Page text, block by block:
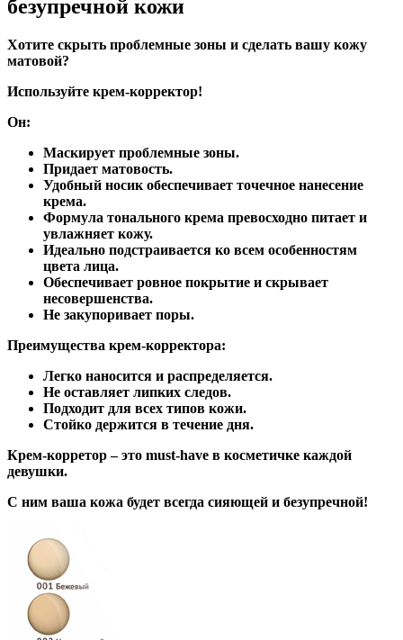
безупречной кожи
Хотите скрыть проблемные зоны и сделать вашу кожу
матовой?
Используйте крем-корректор!
Он:
Маскирует проблемные зоны.
Придает матовость.
Удобный носик обеспечивает точечное нанесение
крема.
Формула тонального крема превосходно питает и
увлажняет кожу.
Идеально подстраивается ко всем особенностям
цвета лица.
Обеспечивает ровное покрытие и скрывает
несовершенства.
Не закупоривает поры.
Преимущества крем-корректора:
Легко наносится и распределяется.
Не оставляет липких следов.
Подходит для всех типов кожи.
Стойко держится в течение дня.
Крем-корретор – это must-have в косметичке каждой
девушки.
С ним ваша кожа будет всегда сияющей и безупречной!